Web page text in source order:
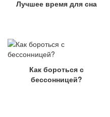
Лучшее время для сна
Как бороться с
бессонницей?